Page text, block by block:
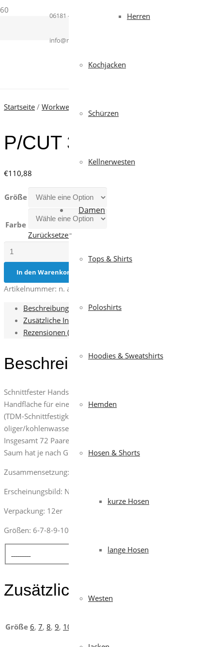
06181 – 364937
info@mcworkwear.com
Herren
Kochjacken
Schürzen
Kellnerwesten
Damen
Tops & Shirts
Poloshirts
Hoodies & Sweatshirts
Hemden
Hosen & Shorts
kurze Hosen
lange Hosen
Westen
Startseite / Workwear
P/CUT 3-21 (12er Pack)
€110,88
Größe
Farbe
Zurücksetzen
P/CUT
(12er
Menge
In den Warenkorb
Artikelnummer: n. a.
Beschreibung
Zusätzliche Informationen
Rezensionen (0)
Beschreibung
Schnittfester Handschuh, HPPE 21G-Garn, gestrickte Stulpe,
Handfläche für eine hervorragende Griffigkeit. Eigenschaften:
(TDM-Schnittfestigkeitsprüfung)/A3 (ANSI/ISEA).
öliger/kohlenwasserstoffhaltiger Umgebung. Lang anhaltende
Insgesamt 72 Paare. Jedes Paar besitzt einen Aufhänger mit
Saum hat je nach Größe eine andere Farbe.
Zusammensetzung: 54 % HPPE 36 % NYLON 10 % ELASTAN
Erscheinungsbild: NITRILBESCHICHTUNG
Verpackung: 12er
Größen: 6-7-8-9-10-11
Zusätzliche Informationen
Größe 6, 7, 8, 9, 10